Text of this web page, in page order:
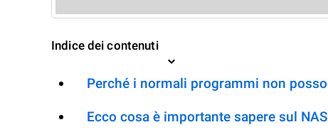
Indice dei contenuti
Perché i normali programmi non
Ecco cosa è importante sapere sul